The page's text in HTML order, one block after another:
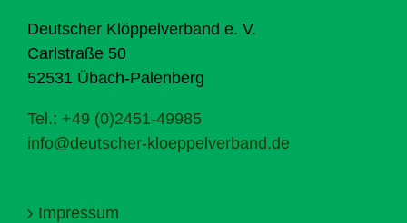
Deutscher Klöppelverband e. V.
Carlstraße 50
52531 Übach-Palenberg
Tel.: +49 (0)2451-49985
info@deutscher-kloeppelverband.de
Impressum